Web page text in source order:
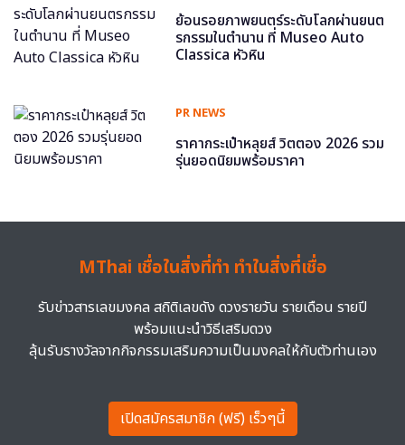
ย้อนรอยภาพยนตร์ระดับโลกผ่านยนต
รกรรมในตำนาน ที่ Museo Auto
Classica หัวหิน
PR NEWS
ราคากระเป๋าหลุยส์ วิตตอง 2026 รวม
รุ่นยอดนิยมพร้อมราคา
MThai เชื่อในสิ่งที่ทำ ทำในสิ่งที่เชื่อ
รับข่าวสารเลขมงคล สถิติเลขดัง ดวงรายวัน รายเดือน รายปี
พร้อมแนะนำวิธีเสริมดวง
ลุ้นรับรางวัลจากกิจกรรมเสริมความเป็นมงคลให้กับตัวท่านเอง
เปิดสมัครสมาชิก (ฟรี) เร็วๆนี้